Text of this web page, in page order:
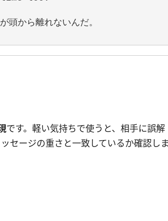
から離れないんだ。
です。軽い気持ちで使うと、相手に誤解
セージの重さと一致しているか確認し